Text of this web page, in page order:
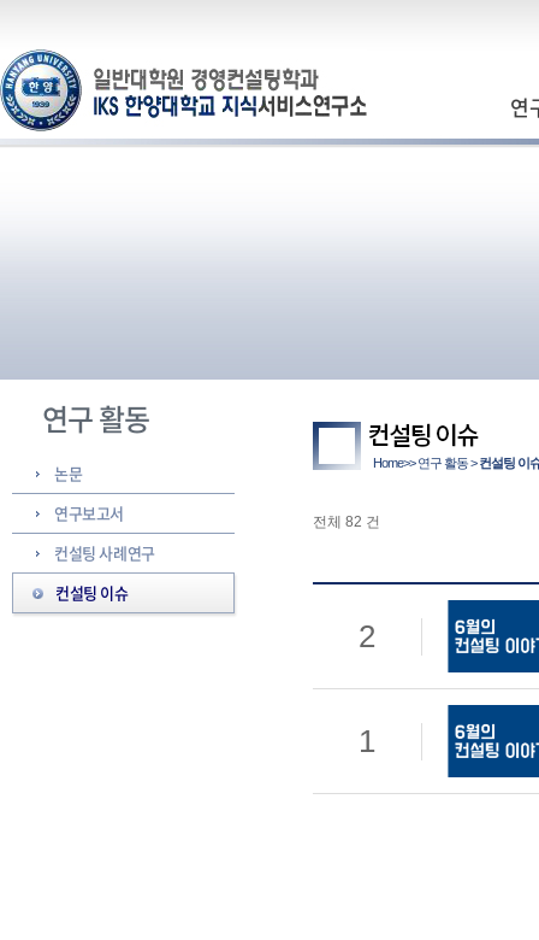
연
연구 활동
논문
연구보고서
컨설팅 사례연구
컨설팅 이슈
Home>> 연구 활동 >컨설팅 이
전체 82 건
2
1